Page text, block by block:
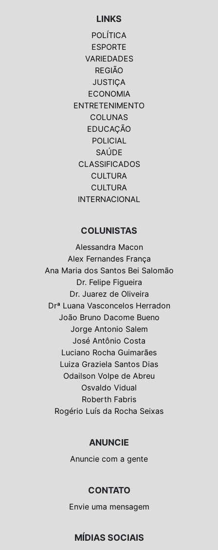
LINKS
POLÍTICA
ESPORTE
VARIEDADES
REGIÃO
JUSTIÇA
ECONOMIA
ENTRETENIMENTO
COLUNAS
EDUCAÇÃO
POLICIAL
SAÚDE
CLASSIFICADOS
CULTURA
CULTURA
INTERNACIONAL
COLUNISTAS
Alessandra Macon
Alex Fernandes França
Ana Maria dos Santos Bei Salomão
Dr. Felipe Figueira
Dr. Juarez de Oliveira
Drª Luana Vasconcelos Herradon
João Bruno Dacome Bueno
Jorge Antonio Salem
José Antônio Costa
Luciano Rocha Guimarães
Luiza Graziela Santos Dias
Odailson Volpe de Abreu
Osvaldo Vidual
Roberth Fabris
Rogério Luís da Rocha Seixas
ANUNCIE
Anuncie com a gente
CONTATO
Envie uma mensagem
MÍDIAS SOCIAIS